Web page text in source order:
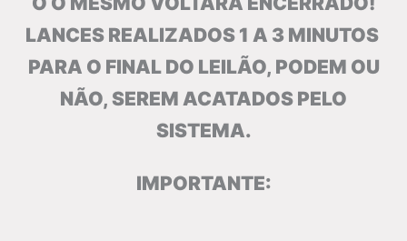
LANCES REALIZADOS 1 A 3 MINUTOS
PARA O FINAL DO LEILÃO, PODEM OU
NÃO, SEREM ACATADOS PELO
SISTEMA.
IMPORTANTE: